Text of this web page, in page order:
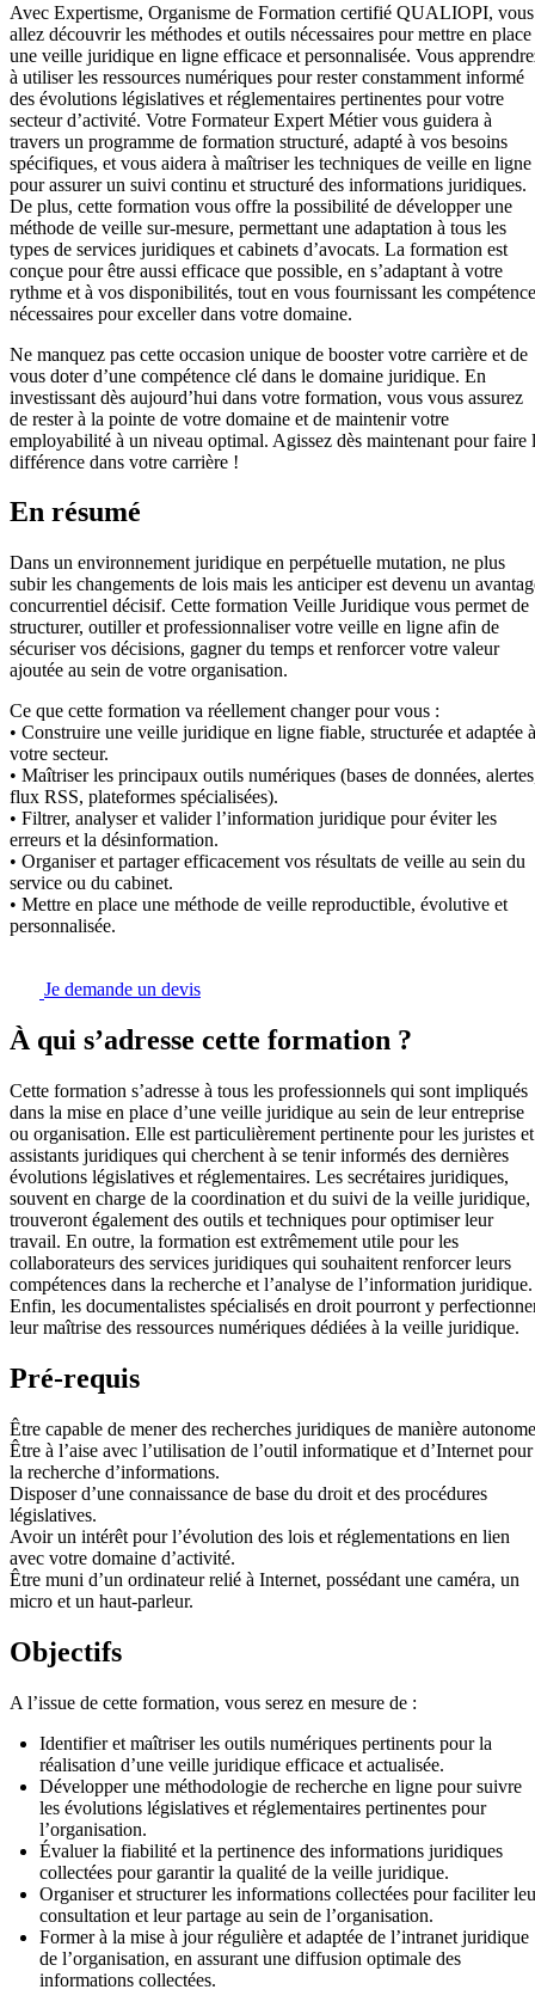
Avec Expertisme, Organisme de Formation certifié QUALIOPI, vous
allez découvrir les méthodes et outils nécessaires pour mettre en place
une veille juridique en ligne efficace et personnalisée. Vous
à utiliser les ressources numériques pour rester constamment informé
des évolutions législatives et réglementaires pertinentes pour votre
secteur d’activité. Votre Formateur Expert Métier vous guidera à
travers un programme de formation structuré, adapté à vos besoins
spécifiques, et vous aidera à maîtriser les techniques de veille en ligne
pour assurer un suivi continu et structuré des informations juridiques.
De plus, cette formation vous offre la possibilité de développer une
méthode de veille sur-mesure, permettant une adaptation à tous les
types de services juridiques et cabinets d’avocats. La formation est
conçue pour être aussi efficace que possible, en s’adaptant à votre
rythme et à vos disponibilités, tout en vous fournissant les
nécessaires pour exceller dans votre domaine.
Ne manquez pas cette occasion unique de booster votre carrière et de
vous doter d’une compétence clé dans le domaine juridique. En
investissant dès aujourd’hui dans votre formation, vous vous assurez
de rester à la pointe de votre domaine et de maintenir votre
employabilité à un niveau optimal. Agissez dès maintenant pour faire
différence dans votre carrière !
En résumé
Dans un environnement juridique en perpétuelle mutation, ne plus
subir les changements de lois mais les anticiper est devenu un
concurrentiel décisif. Cette formation Veille Juridique vous permet de
structurer, outiller et professionnaliser votre veille en ligne afin de
sécuriser vos décisions, gagner du temps et renforcer votre valeur
ajoutée au sein de votre organisation.
Ce que cette formation va réellement changer pour vous :
• Construire une veille juridique en ligne fiable, structurée et adaptée à
votre secteur.
• Maîtriser les principaux outils numériques (bases de données,
flux RSS, plateformes spécialisées).
• Filtrer, analyser et valider l’information juridique pour éviter les
erreurs et la désinformation.
• Organiser et partager efficacement vos résultats de veille au sein du
service ou du cabinet.
• Mettre en place une méthode de veille reproductible, évolutive et
personnalisée.
Je demande un devis
À qui s’adresse cette formation ?
Cette formation s’adresse à tous les professionnels qui sont impliqués
dans la mise en place d’une veille juridique au sein de leur entreprise
ou organisation. Elle est particulièrement pertinente pour les juristes et
assistants juridiques qui cherchent à se tenir informés des dernières
évolutions législatives et réglementaires. Les secrétaires juridiques,
souvent en charge de la coordination et du suivi de la veille juridique,
trouveront également des outils et techniques pour optimiser leur
travail. En outre, la formation est extrêmement utile pour les
collaborateurs des services juridiques qui souhaitent renforcer leurs
compétences dans la recherche et l’analyse de l’information juridique.
Enfin, les documentalistes spécialisés en droit pourront y
leur maîtrise des ressources numériques dédiées à la veille juridique.
Pré-requis
Être capable de mener des recherches juridiques de manière
Être à l’aise avec l’utilisation de l’outil informatique et d’Internet pour
la recherche d’informations.
Disposer d’une connaissance de base du droit et des procédures
législatives.
Avoir un intérêt pour l’évolution des lois et réglementations en lien
avec votre domaine d’activité.
Être muni d’un ordinateur relié à Internet, possédant une caméra, un
micro et un haut-parleur.
Objectifs
A l’issue de cette formation, vous serez en mesure de :
Identifier et maîtriser les outils numériques pertinents pour la
réalisation d’une veille juridique efficace et actualisée.
Développer une méthodologie de recherche en ligne pour suivre
les évolutions législatives et réglementaires pertinentes pour
l’organisation.
Évaluer la fiabilité et la pertinence des informations juridiques
collectées pour garantir la qualité de la veille juridique.
Organiser et structurer les informations collectées pour faciliter
consultation et leur partage au sein de l’organisation.
Former à la mise à jour régulière et adaptée de l’intranet juridique
de l’organisation, en assurant une diffusion optimale des
informations collectées.